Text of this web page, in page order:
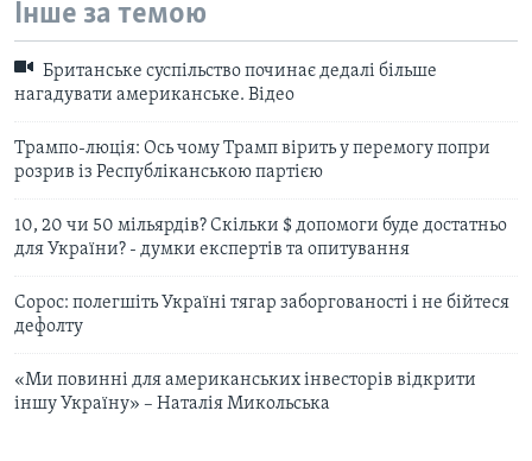
Інше за темою
Британське суспільство починає дедалі більше
нагадувати американське. Відео
Трампо-люція: Ось чому Трамп вірить у перемогу попри
розрив із Республіканською партією
10, 20 чи 50 мільярдів? Скільки $ допомоги буде достатньо
для України? - думки експертів та опитування
Сорос: полегшіть Україні тягар заборгованості і не бійтеся
дефолту
«Ми повинні для американських інвесторів відкрити
іншу Україну» – Наталія Микольська